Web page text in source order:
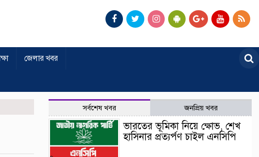
জেলার খবর
সর্বশেষ খবর জনপ্রিয় খবর
ভারতের ভূমিকা নিয়ে ক্ষোভ, শেখ
হাসিনার প্রত্যর্পণ চাইল এনসিপি